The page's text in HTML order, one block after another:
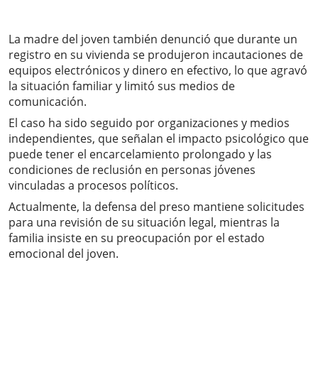
La madre del joven también denunció que durante un
registro en su vivienda se produjeron incautaciones de
equipos electrónicos y dinero en efectivo, lo que agravó
la situación familiar y limitó sus medios de
comunicación.
El caso ha sido seguido por organizaciones y medios
independientes, que señalan el impacto psicológico que
puede tener el encarcelamiento prolongado y las
condiciones de reclusión en personas jóvenes
vinculadas a procesos políticos.
Actualmente, la defensa del preso mantiene solicitudes
para una revisión de su situación legal, mientras la
familia insiste en su preocupación por el estado
emocional del joven.